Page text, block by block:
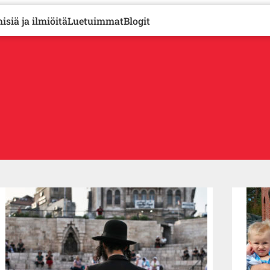
ja ilmiöitäLuetuimmatBlogit